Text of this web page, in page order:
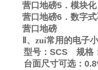
营口地磅5 ．模块
营口地磅6 ．数字
营口地磅
、zui常用的电子
型号： SCS
规格
台面尺寸可选：